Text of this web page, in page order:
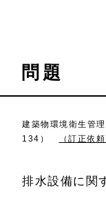
問題
建築物環境衛生管
134）
（訂正依
排水設備に関